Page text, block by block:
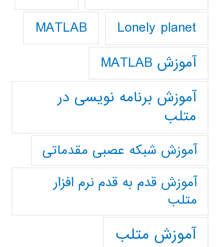
Lonely planet
MATLAB
آموزش MATLAB
آموزش برنامه نویسی در
متلب
آموزش شبکه عصبی مقدماتی
آموزش قدم به قدم نرم افزار
متلب
آموزش متلب